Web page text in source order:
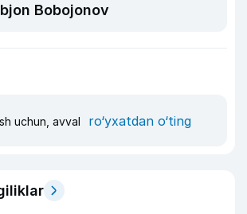
Bobojonov
uchun, avval ro‘yxatdan o‘ting